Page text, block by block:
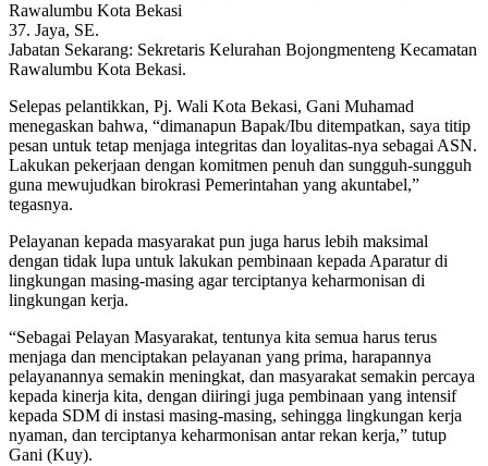
Rawalumbu Kota Bekasi
37. Jaya, SE.
Jabatan Sekarang: Sekretaris Kelurahan Bojongmenteng Kecamatan
Rawalumbu Kota Bekasi.
Selepas pelantikkan, Pj. Wali Kota Bekasi, Gani Muhamad
menegaskan bahwa, “dimanapun Bapak/Ibu ditempatkan, saya titip
pesan untuk tetap menjaga integritas dan loyalitas-nya sebagai ASN.
Lakukan pekerjaan dengan komitmen penuh dan sungguh-sungguh
guna mewujudkan birokrasi Pemerintahan yang akuntabel,”
tegasnya.
Pelayanan kepada masyarakat pun juga harus lebih maksimal
dengan tidak lupa untuk lakukan pembinaan kepada Aparatur di
lingkungan masing-masing agar terciptanya keharmonisan di
lingkungan kerja.
“Sebagai Pelayan Masyarakat, tentunya kita semua harus terus
menjaga dan menciptakan pelayanan yang prima, harapannya
pelayanannya semakin meningkat, dan masyarakat semakin percaya
kepada kinerja kita, dengan diiringi juga pembinaan yang intensif
kepada SDM di instasi masing-masing, sehingga lingkungan kerja
nyaman, dan terciptanya keharmonisan antar rekan kerja,” tutup
Gani (Kuy).